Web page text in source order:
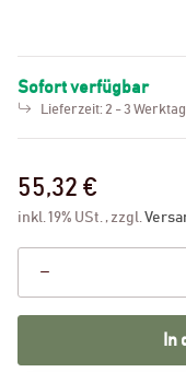
Sofort verfügbar
Lieferzeit: 2 - 3
55,32 €
inkl. 19% USt. , zzgl.
In